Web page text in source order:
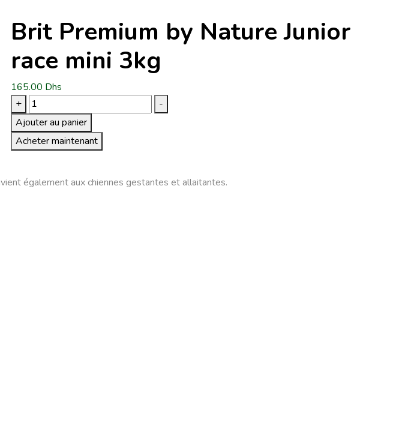
Brit Premium by Nature Junior
race mini 3kg
165.00 Dhs
+
quantité
de
Brit
Premium
Nature
Junior
-
Ajouter au panier
Acheter maintenant
également aux chiennes gestantes et allaitantes.